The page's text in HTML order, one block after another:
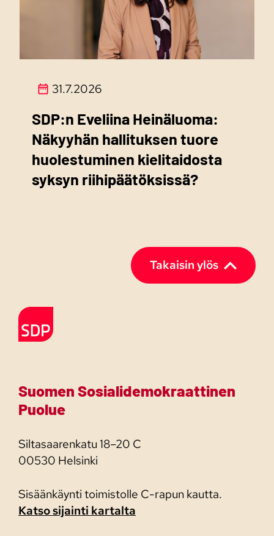
31.7.2026
SDP:n Eveliina Heinäluoma:
Näkyyhän hallituksen tuore
huolestuminen kielitaidosta
syksyn riihipäätöksissä?
Takaisin ylös
Etusivulle
Suomen Sosialidemokraattinen
Puolue
Siltasaarenkatu 18–20 C
00530 Helsinki
Sisäänkäynti toimistolle C-rapun kautta.
Katso sijainti kartalta